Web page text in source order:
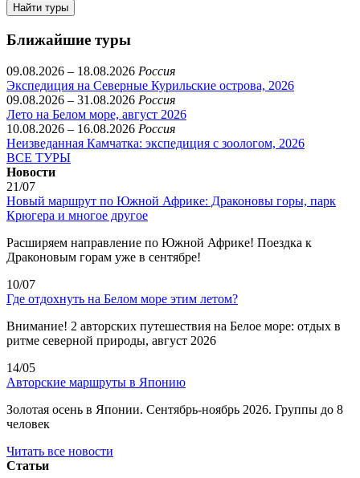
Найти туры
Ближайшие туры
09.08.2026 – 18.08.2026 Россия
Экспедиция на Северные Курильские острова, 2026
09.08.2026 – 31.08.2026 Россия
Лето на Белом море, август 2026
10.08.2026 – 16.08.2026 Россия
Неизведанная Камчатка: экспедиция с зоологом, 2026
ВСЕ ТУРЫ
Новости
21/07
Новый маршрут по Южной Африке: Драконовы горы, парк
Крюгера и многое другое
Расширяем направление по Южной Африке! Поездка к
Драконовым горам уже в сентябре!
10/07
Где отдохнуть на Белом море этим летом?
Внимание! 2 авторских путешествия на Белое море: отдых в
ритме северной природы, август 2026
14/05
Авторские маршруты в Японию
Золотая осень в Японии. Сентябрь-ноябрь 2026. Группы до 8
человек
Читать все новости
Статьи